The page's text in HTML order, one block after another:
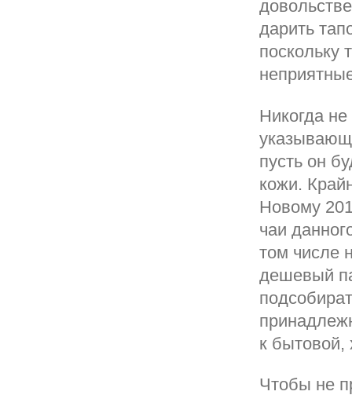
дарить
поскольку
Никогда
пусть он
кожи.
Новому
чаи
том числе
дешевый
к бытовой,
Чтобы не